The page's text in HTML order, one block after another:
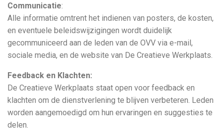
Communicatie:
Alle informatie omtrent het indienen van posters, de kosten,
en eventuele beleidswijzigingen wordt duidelijk
gecommuniceerd aan de leden van de OVV via e-mail,
sociale media, en de website van De Creatieve Werkplaats.
Feedback en Klachten:
De Creatieve Werkplaats staat open voor feedback en
klachten om de dienstverlening te blijven verbeteren. Leden
worden aangemoedigd om hun ervaringen en suggesties te
delen.